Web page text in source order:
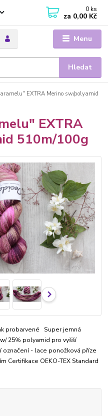
Menu
Hledat
0 ks
za 0,00 Kč
EXTRA Merino sw/polyamid
EXTRA
510m/100g
probarvené Super jemná
25% polyamid pro vyšší
označení - lace ponožková příze
Certifikace OEKO-TEX Standard